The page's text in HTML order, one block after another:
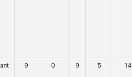
9 0 9 5 14